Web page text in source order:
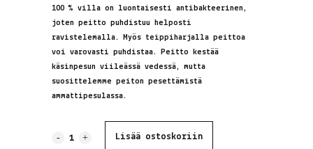
100 % villa on luontaisesti antibakteerinen,
joten peitto puhdistuu helposti
ravistelemalla. Myös teippiharjalla peittoa
voi varovasti puhdistaa. Peitto kestää
käsinpesun viileässä vedessä, mutta
suosittelemme peiton pesettämistä
ammattipesulassa.
Jättineulepeitto, Lisää ostoskoriin